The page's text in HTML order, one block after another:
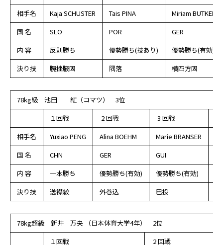
相手名
Kaja SCHUSTER Tais PINA
Miriam
国 名
SLO POR
GER
内 容
反則勝ち 優勢勝ち(技あり)
優勢勝ち(有効)
決り技
腕挫腋固 隅落 横四方固
78kg級 池田 紅（コマツ） 3位
１回戦
2 回戦 3 回戦
相手名
Yuxiao PENG Alina BOEHM Marie BRANSER
国 名
CHN GER GUI
内 容
一本勝ち 優勢勝ち(有効) 優勢勝ち(有効)
決り技
送襟絞 外巻込 巴投
78kg超級 新井 万央 （日本体育大学4年） 2位
１回戦
2 回戦